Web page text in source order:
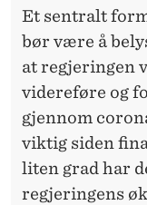
Et sentralt
bør være å
at regjeringen
videreføre og
gjennom
viktig siden
liten grad har
regjeringens